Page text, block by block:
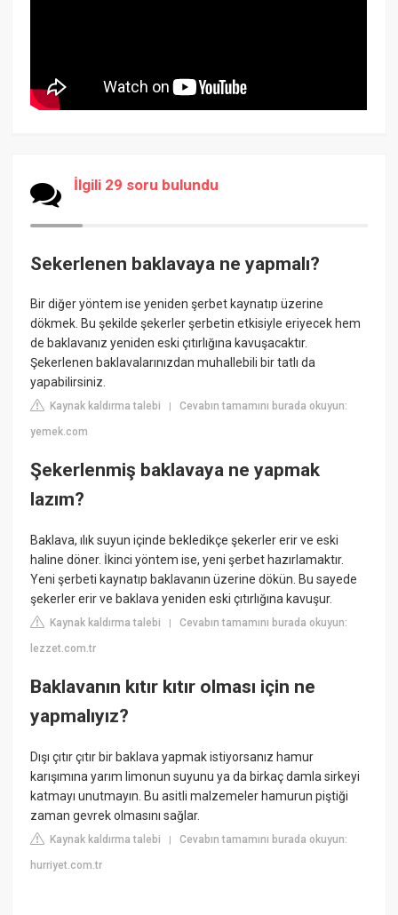
İlgili 29 soru bulundu
Sekerlenen baklavaya ne yapmalı?
Bir diğer yöntem ise yeniden şerbet kaynatıp üzerine
dökmek. Bu şekilde şekerler şerbetin etkisiyle eriyecek hem
de baklavanız yeniden eski çıtırlığına kavuşacaktır.
Şekerlenen baklavalarınızdan muhallebili bir tatlı da
yapabilirsiniz.
Kaynak kaldırma talebi |Cevabın tamamını burada okuyun:
yemek.com
Şekerlenmiş baklavaya ne yapmak
lazım?
Baklava, ılık suyun içinde bekledikçe şekerler erir ve eski
haline döner. İkinci yöntem ise, yeni şerbet hazırlamaktır.
Yeni şerbeti kaynatıp baklavanın üzerine dökün. Bu sayede
şekerler erir ve baklava yeniden eski çıtırlığına kavuşur.
Kaynak kaldırma talebi |Cevabın tamamını burada okuyun:
lezzet.com.tr
Baklavanın kıtır kıtır olması için ne
yapmalıyız?
Dışı çıtır çıtır bir baklava yapmak istiyorsanız hamur
karışımına yarım limonun suyunu ya da birkaç damla sirkeyi
katmayı unutmayın. Bu asitli malzemeler hamurun piştiği
zaman gevrek olmasını sağlar.
Kaynak kaldırma talebi |Cevabın tamamını burada okuyun:
hurriyet.com.tr